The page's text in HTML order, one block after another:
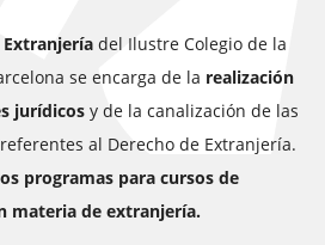
del Ilustre Colegio de la
se encarga de la realización
jurídicos y de la canalización de las
al Derecho de Extranjería.
programas para cursos de
materia de extranjería.